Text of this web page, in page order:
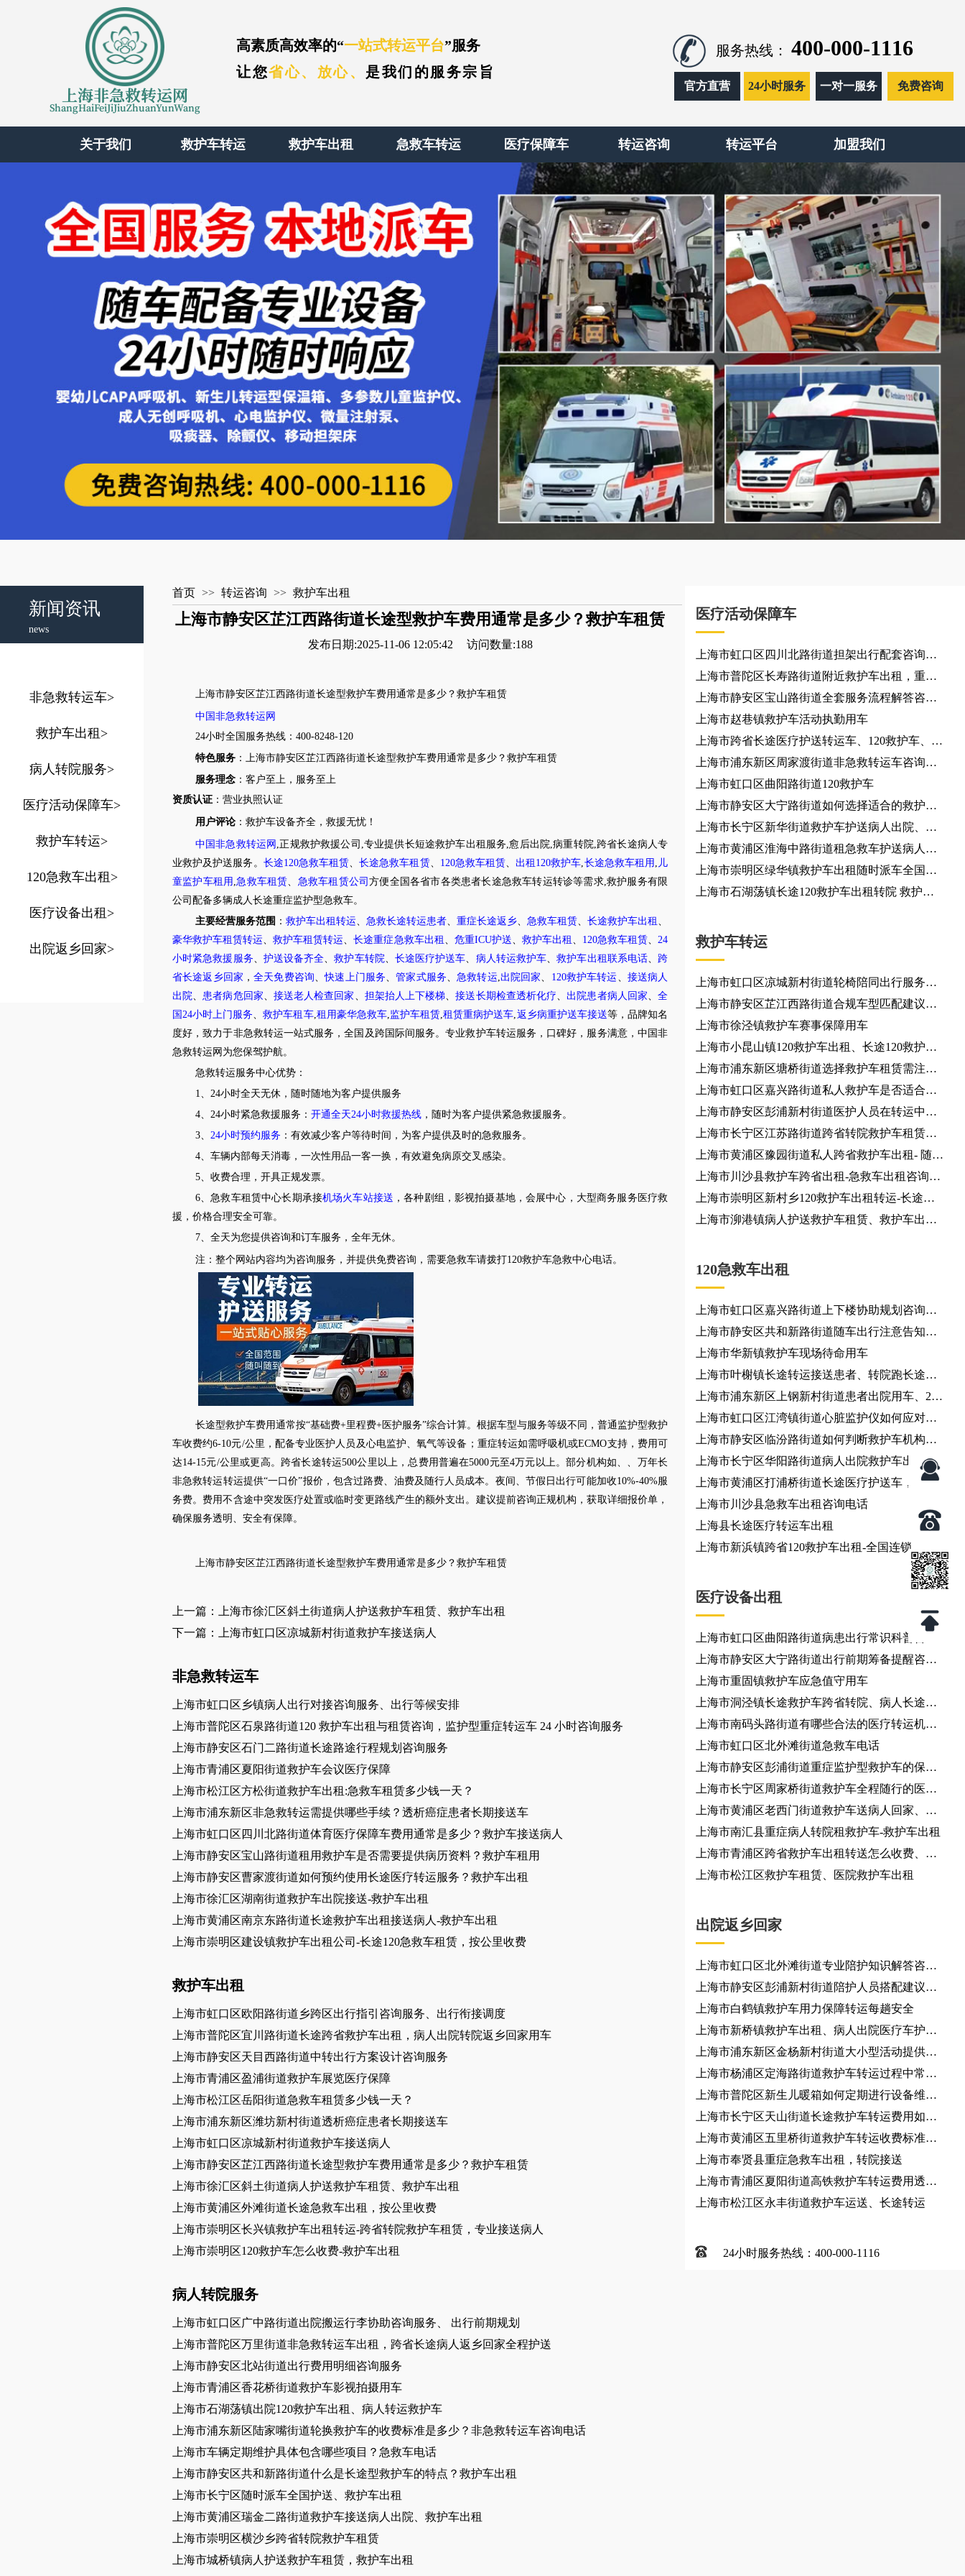
上海非急救转运网
ShangHaiFeiJiJiuZhuanYunWang
高素质高效率的“一站式转运平台”服务
让您省心、 放心、 是我们的服务宗旨
服务热线： 400-000-1116
官方直营 24小时服务 一对一服务 免费咨询
关于我们 救护车转运 救护车出租 急救车转运 医疗保障车 转运咨询 转运平台 加盟我们
新闻资讯
news
非急救转运车>
救护车出租 >
病人转院服务>
医疗活动保障车>
救护车转运>
120急救车出租 >
医疗设备出租 >
出院返乡回家>
首页 >> 转运咨询 >> 救护车出租
上海市静安区芷江西路街道长途型救护车费用通常是多少？救护车租赁
发布日期:2025-11-06 12:05:42 访问数量:188
上海市静安区芷江西路街道长途型救护车费用通常是多少？救护车租赁
中国非急救转运网
24小时全国服务热线 ： 400-8248-120
特色服务 ： 上海市静安区芷江西路街道长途型救护车费用通常是多少？ 救护车租赁
服务理念 ：客户至上，服务至上
资质认证 ：营业执照认证
用户评论 ： 救护车设备齐全，救援无忧！
中国非急救转运网 ,正规救护救援公司,专业提供长短途救护车出租服务,愈后出院,病重转院,跨省长途病人专
业救护及护送服务。 长途120急救车租赁、长途急救车租赁、 120急救车租赁、出租 120救护车,长途急救车租用 , 儿
童监护车租用 ,急救车租赁、 急救车租赁公司方便全国各省市各类患者长途急救车转运转诊等需求,救护服务有限
公司配备多辆成人长途重症监护型急救车。
主要经营服务范围 ： 救护车出租转运、 急救长途转运患者、 重症长途返乡、 急救车租赁、 长途救护车出租 、
豪华救护车租赁转运、救护车租赁转运、长途重症急救车出租 、 危重ICU护送、 救护车出租 、 120急救车租赁、24
小时紧急救援服务、 护送设备齐全、救护车转院、 长途医疗护送车、 病人转运救护车、救护车出租联系电话、跨
省长途返乡回家 ，全天免费咨询、快速上门服务、管家式服务、急救转运,出院回家、 120救护车转运 、 接送病人
出院、患者病危回家、 接送老人检查回家 、 担架抬人上下楼梯、接送长期检查透析化疗、出院患者病人回家、全
国24小时上门服务、救护车租车,租用豪华急救车,监护车租赁,租赁重病护送车,返乡病重护送车接送等，品牌知名
度好，致力于非急救转运一站式服务，全国及跨国际间服务。专业救护车转运服务，口碑好，服务满意，中国非
急救转运网为您保驾护航。
急救转运服务中心优势：
1、 24小时全天无休，随时随地为客户提供服务
4、 24小时紧急救援服务： 开通全天24小时救援热线 ，随时为客户提供紧急救援服务。
3、 24小时预约服务 ：有效减少客户等待时间，为客户提供及时的急救服务。
4、车辆内部每天消毒，一次性用品一客一换，有效避免病原交叉感染。
5、收费合理，开具正规发票。
6、急救车租赁中心长期承接机场火车站接送 ，各种剧组，影视拍摄基地，会展中心，大型商务服务医疗救
援，价格合理安全可靠。
7、全天为您提供咨询和订车服务，全年无休。
注：整个网站内容均为咨询服务，并提供免费咨询，需要急救车请拨打120救护车急救中心电话。
长途型救护车费用通常按“基础费+里程费+医护服务”综合计算。根据车型与服务等级不同，普通监护型救护
车收费约6-10元/公里，配备专业医护人员及心电监护、氧气等设备；重症转运如需呼吸机或ECMO支持，费用可
达14-15元/公里或更高。跨省长途转运500公里以上，总费用普遍在5000元至4万元以上。部分机构如、、 万年长
非急救转运转运提供“一口价”报价，包含过路费、油费及随行人员成本。夜间、节假日出行可能加收10%-40%服
务费。费用不含途中突发医疗处置或临时变更路线产生的额外支出。建议提前咨询正规机构，获取详细报价单，
确保服务透明、安全有保障。
上海市静安区芷江西路街道长途型救护车费用通常是多少？ 救护车租赁
上一篇：上海市徐汇区斜土街道病人护送救护车租赁、救护车出租
下一篇：上海市虹口区凉城新村街道救护车接送病人
非急救转运车
上海市虹口区乡镇病人出行对接咨询服务、出行等候安排
上海市普陀区石泉路街道120 救护车出租与租赁咨询，监护型重症转运车 24 小时咨询服务
上海市静安区石门二路街道长途路途行程规划咨询服务
上海市青浦区夏阳街道救护车会议医疗保障
上海市松江区方松街道救护车出租:急救车租赁多少钱一天？
上海市浦东新区非急救转运需提供哪些手续？透析癌症患者长期接送车
上海市虹口区四川北路街道体育医疗保障车费用通常是多少？救护车接送病人
上海市静安区宝山路街道租用救护车是否需要提供病历资料？救护车租用
上海市静安区曹家渡街道如何预约使用长途医疗转运服务？救护车出租
上海市徐汇区湖南街道救护车出院接送-救护车出租
上海市黄浦区南京东路街道长途救护车出租接送病人-救护车出租
上海市崇明区建设镇救护车出租公司-长途120急救车租赁，按公里收费
救护车出租
上海市虹口区欧阳路街道乡跨区出行指引咨询服务、出行衔接调度
上海市普陀区宜川路街道长途跨省救护车出租，病人出院转院返乡回家用车
上海市静安区天目西路街道中转出行方案设计咨询服务
上海市青浦区盈浦街道救护车展览医疗保障
上海市松江区岳阳街道急救车租赁多少钱一天？
上海市浦东新区潍坊新村街道透析癌症患者长期接送车
上海市虹口区凉城新村街道救护车接送病人
上海市静安区芷江西路街道长途型救护车费用通常是多少？救护车租赁
上海市徐汇区斜土街道病人护送救护车租赁、救护车出租
上海市黄浦区外滩街道长途急救车出租，按公里收费
上海市崇明区长兴镇救护车出租转运-跨省转院救护车租赁，专业接送病人
上海市崇明区120救护车怎么收费-救护车出租
病人转院服务
上海市虹口区广中路街道出院搬运行李协助咨询服务、 出行前期规划
上海市普陀区万里街道非急救转运车出租，跨省长途病人返乡回家全程护送
上海市静安区北站街道出行费用明细咨询服务
上海市青浦区香花桥街道救护车影视拍摄用车
上海市石湖荡镇出院120救护车出租​、病人转运救护车
上海市浦东新区陆家嘴街道轮换救护车的收费标准是多少？非急救转运车咨询电话
上海市车辆定期维护具体包含哪些项目？急救车电话
上海市静安区共和新路街道什么是长途型救护车的特点？救护车出租
上海市长宁区随时派车全国护送、救护车出租
上海市黄浦区瑞金二路街道救护车接送病人出院、救护车出租
上海市崇明区横沙乡跨省转院救护车租赁
上海市城桥镇病人护送救护车租赁，救护车出租
医疗活动保障车
上海市虹口区四川北路街道担架出行配套咨询服
务、出行资源预约
上海市普陀区长寿路街道附近救护车出租，重症
监护型短途跨省转运车租赁
上海市静安区宝山路街道全套服务流程解答咨询
服务
上海市赵巷镇救护车活动执勤用车
上海市跨省长途医疗护送转运车、120救护车、长
途跨省专送
上海市浦东新区周家渡街道非急救转运车咨询电
话
上海市虹口区曲阳路街道120救护车
上海市静安区大宁路街道如何选择适合的救护车
机构？出租救护车
上海市长宁区新华街道救护车护送病人出院、救
护车出租
上海市黄浦区淮海中路街道租急救车护送病人返
乡
上海市崇明区绿华镇救护车出租随时派车全国护
送
上海市石湖荡镇长途120救护车出租转院 救护车
救护车转运
上海市虹口区凉城新村街道轮椅陪同出行服务咨
询服务、团队行程对接
上海市静安区芷江西路街道合规车型匹配建议咨
询服务
上海市徐泾镇救护车赛事保障用车
上海市小昆山镇120救护车出租、长途120救护车
医疗护送、120救护车护送病人
上海市浦东新区塘桥街道选择救护车租赁需注意
哪些事项？患者出院24小时服务热线
上海市虹口区嘉兴路街道私人救护车是否适合长
途转运？120救护车
上海市静安区彭浦新村街道医护人员在转运中有
哪些职责？救护车出租
上海市长宁区江苏路街道跨省转院救护车租赁，
就近派车
上海市黄浦区豫园街道私人跨省救护车出租- 随时
派车全国护送
上海市川沙县救护车跨省出租-急救车出租咨询电
话，按公里收费
上海市崇明区新村乡120救护车出租转运-长途医
疗转运车出租，全国各地都有车
上海市泖港镇病人护送救护车租赁、救护车出租
120急救车出租
上海市虹口区嘉兴路街道上下楼协助规划咨询服
务、个人出行调度
上海市静安区共和新路街道随车出行注意告知咨
询服务
上海市华新镇救护车现场待命用车
上海市叶榭镇长途转运接送患者、转院跑长途、
长途120救护车出租服务
上海市浦东新区上钢新村街道患者出院用车、24
小时服务热线
上海市虹口区江湾镇街道心脏监护仪如何应对复
杂转运环境？120救护车出租服务
上海市静安区临汾路街道如何判断救护车机构是
否正规？救护车转运
上海市长宁区华阳路街道病人出院救护车出租-急
救车出租
上海市黄浦区打浦桥街道长途医疗护送车，全国
各地都有车
上海市川沙县急救车出租咨询电话
上海县长途医疗转运车出租
上海市新浜镇跨省120救护车出租-全国连锁
医疗设备出租
上海市虹口区曲阳路街道病患出行常识科普咨询
服务、城际运力咨询
上海市静安区大宁路街道出行前期筹备提醒咨询
服务
上海市重固镇救护车应急值守用车
上海市洞泾镇长途救护车跨省转院、病人长途转
运非急救转运车租赁
上海市南码头路街道有哪些合法的医疗转运机
构？大小型活动提供车辆
上海市虹口区北外滩街道急救车电话
上海市静安区彭浦街道重症监护型救护车的保养
频率是多少？救护车接送车
上海市长宁区周家桥街道救护车全程随行的医护
人员资质如何？
上海市黄浦区老西门街道救护车送病人回家、救
护车出租
上海市南汇县重症病人转院租救护车-救护车出租
上海市青浦区跨省救护车出租转送怎么收费、救
护车出租
上海市松江区救护车租赁、医院救护车出租
出院返乡回家
上海市虹口区北外滩街道专业陪护知识解答咨询
服务、跨城接送规划
上海市静安区彭浦新村街道陪护人员搭配建议咨
询服务
上海市白鹤镇救护车用力保障转运每趟安全
上海市新桥镇救护车出租、病人出院医疗车护
送、120急救车
上海市浦东新区金杨新村街道大小型活动提供车
辆
上海市杨浦区定海路街道救护车转运过程中常见
问题有哪些？120救护车出租
上海市普陀区新生儿暖箱如何定期进行设备维
护？跨省救护车
上海市长宁区天山街道长途救护车转运费用如何
计算？救护车出租
上海市黄浦区五里桥街道救护车转运收费标准、
救护车出租
上海市奉贤县重症急救车出租，转院接送
上海市青浦区夏阳街道高铁救护车转运费用透
明、救护车出租
上海市松江区永丰街道救护车运送、长途转运
24小时服务热线：400-000-1116